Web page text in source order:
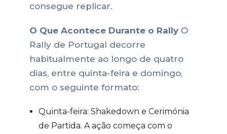
consegue replicar.
O Que Acontece Durante o Rally O
Rally de Portugal decorre
habitualmente ao longo de quatro
dias, entre quinta-feira e domingo,
com o seguinte formato:
Quinta-feira: Shakedown e Cerimónia
de Partida. A ação começa com o